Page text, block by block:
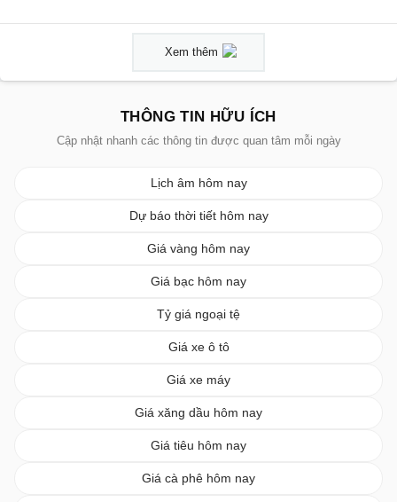
Xem thêm
THÔNG TIN HỮU ÍCH
Cập nhật nhanh các thông tin được quan tâm mỗi ngày
Lịch âm hôm nay
Dự báo thời tiết hôm nay
Giá vàng hôm nay
Giá bạc hôm nay
Tỷ giá ngoại tệ
Giá xe ô tô
Giá xe máy
Giá xăng dầu hôm nay
Giá tiêu hôm nay
Giá cà phê hôm nay